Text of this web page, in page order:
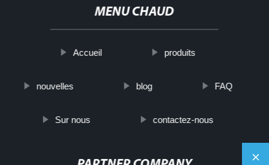
MENU CHAUD
Accueil produits
nouvelles blog FAQ
Sur nous contactez-nous